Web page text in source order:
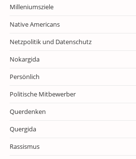
Milleniumsziele
Native Americans
Netzpolitik und Datenschutz
Nokargida
Persönlich
Politische Mitbewerber
Querdenken
Quergida
Rassismus